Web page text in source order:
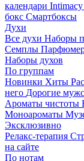
календари
бокс Смартбоксы
Духи
Все духи Наборы
Семплы
Наборы духов
По группам
Новинки Хиты
него Дорогие
Ароматы чистоты
Моноароматы
Эксклюзивно
Релакс-терапия
на сайте
По нотам